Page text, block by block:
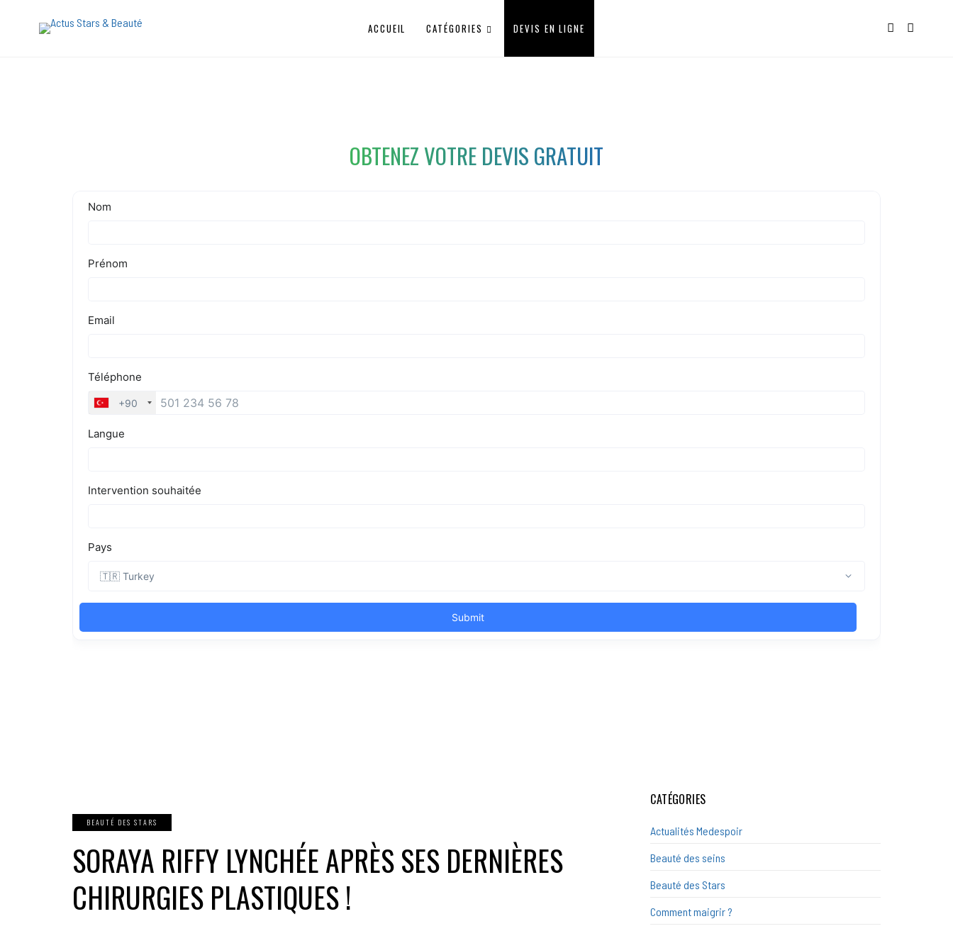
ACCUEIL CATÉGORIES DEVIS EN LIGNE
OBTENEZ VOTRE DEVIS GRATUIT
BEAUTÉ DES STARS
SORAYA RIFFY LYNCHÉE APRÈS SES DERNIÈRES
CHIRURGIES PLASTIQUES !
CATÉGORIES
Actualités Medespoir
Beauté des seins
Beauté des Stars
Comment maigrir ?